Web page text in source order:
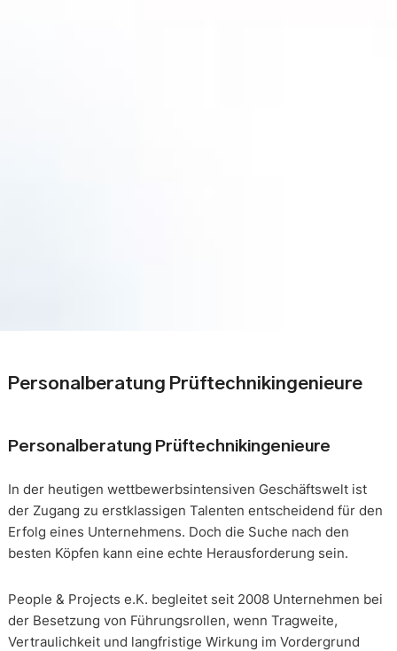
Personalberatung Prüftechnikingenieure
Personalberatung Prüftechnikingenieure
In der heutigen wettbewerbsintensiven Geschäftswelt ist
der Zugang zu erstklassigen Talenten entscheidend für den
Erfolg eines Unternehmens. Doch die Suche nach den
besten Köpfen kann eine echte Herausforderung sein.
People & Projects e.K. begleitet seit 2008 Unternehmen bei
der Besetzung von Führungsrollen, wenn Tragweite,
Vertraulichkeit und langfristige Wirkung im Vordergrund